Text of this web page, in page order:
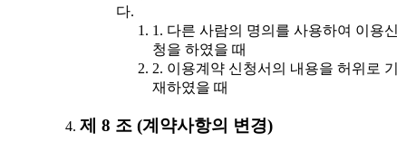
다.
1. 다른 사람의 명의를 사용하여 이용신
청을 하였을 때
2. 이용계약 신청서의 내용을 허위로 기
재하였을 때
제 8 조 (계약사항의 변경)